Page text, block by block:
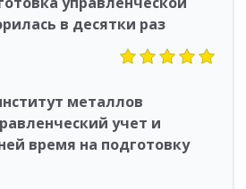
в десятки раз
металлов
учет и
время на подготовку